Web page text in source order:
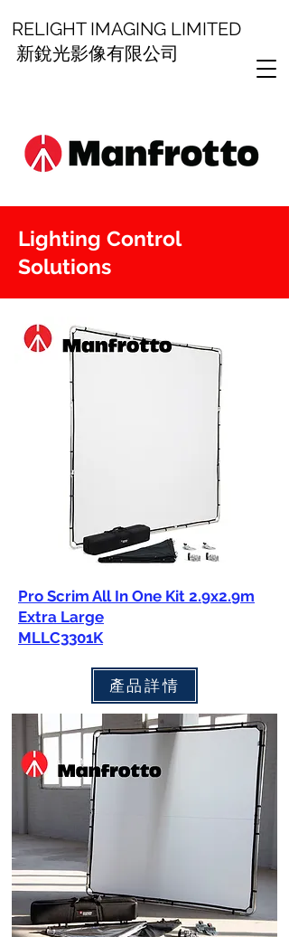
RELIGHT IMAGING LIMITED
新銳光影像有限公司
Lighting Control
Solutions
Pro Scrim All In One Kit 2.9x2.9m
Extra Large
MLLC3301K
產品詳情